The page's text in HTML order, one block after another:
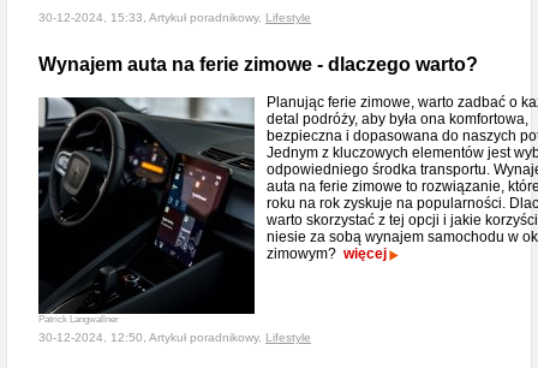
30-12-2024, 15:33, Artykuł poradnikowy, Lifestyle
Wynajem auta na ferie zimowe - dlaczego warto?
Patrick Langwallner
Planując ferie zimowe, warto zadbać o
detal podróży, aby była ona komfortowa,
bezpieczna i dopasowana do naszych
Jednym z kluczowych elementów jest
odpowiedniego środka transportu.
auta na ferie zimowe to rozwiązanie,
roku na rok zyskuje na popularności.
warto skorzystać z tej opcji i jakie korzyści
niesie za sobą wynajem samochodu w
zimowym? więcej
30-12-2024, 12:50, Artykuł poradnikowy, Lifestyle